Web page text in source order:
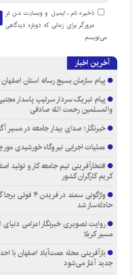
ذخیره نام، ایمیل و وبسایت من در
مرورگر برای زمانی که دوباره دیدگاهی
می‌نویسم.
آخرین اخبار
پیام سازمان بسیج رسانه استان
پیام تبریک سردار سرتیپ پاسدار
والمسلمین رحمت الله صادقی
خبرنگار؛ صدای بیدار جامعه در مسیر
عملیات اجرایی نیروگاه خورشیدی
افتخارآفرینی تیم جامعه کار و تولید
کریم کارگران کشور
واژگونی سمند در
حادثه‌ساز شد
روایت تصویری خبرنگار اعزامی
مسیر کربلا
جدید آغاز می‌شود